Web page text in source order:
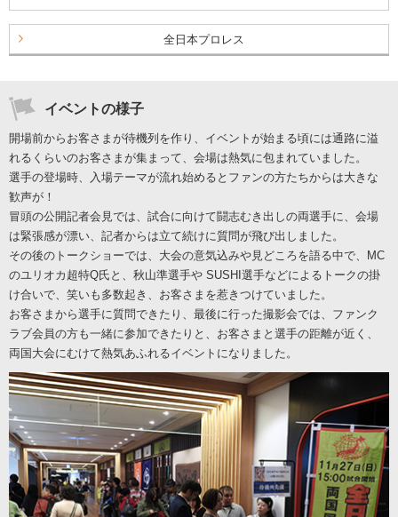
全日本プロレス
イベントの様子
開場前からお客さまが待機列を作り、イベントが始まる頃には通路に溢
れるくらいのお客さまが集まって、会場は熱気に包まれていました。
選手の登場時、入場テーマが流れ始めるとファンの方たちからは大きな
歓声が！
冒頭の公開記者会見では、試合に向けて闘志むき出しの両選手に、会場
は緊張感が漂い、記者からは立て続けに質問が飛び出しました。
その後のトークショーでは、大会の意気込みや見どころを語る中で、MC
のユリオカ超特Q氏と、秋山準選手や SUSHI選手などによるトークの掛
け合いで、笑いも多数起き、お客さまを惹きつけていました。
お客さまから選手に質問できたり、最後に行った撮影会では、ファンク
ラブ会員の方も一緒に参加できたりと、お客さまと選手の距離が近く、
両国大会にむけて熱気あふれるイベントになりました。